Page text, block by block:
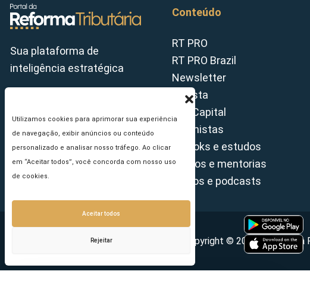
Utilizamos cookies para aprimorar sua experiência
de navegação, exibir anúncios ou conteúdo
personalizado e analisar nosso tráfego. Ao clicar
em “Aceitar todos”, você concorda com nosso uso
de cookies.
Aceitar todos
Rejeitar
Sua plataforma de
inteligência estratégica
Conteúdo
RT PRO
RT PRO Brazil
Newsletter
Revista
Tax Capital
Colunistas
E-books e estudos
Cursos e mentorias
Vídeos e podcasts
Copyright © 2026 - Portal da